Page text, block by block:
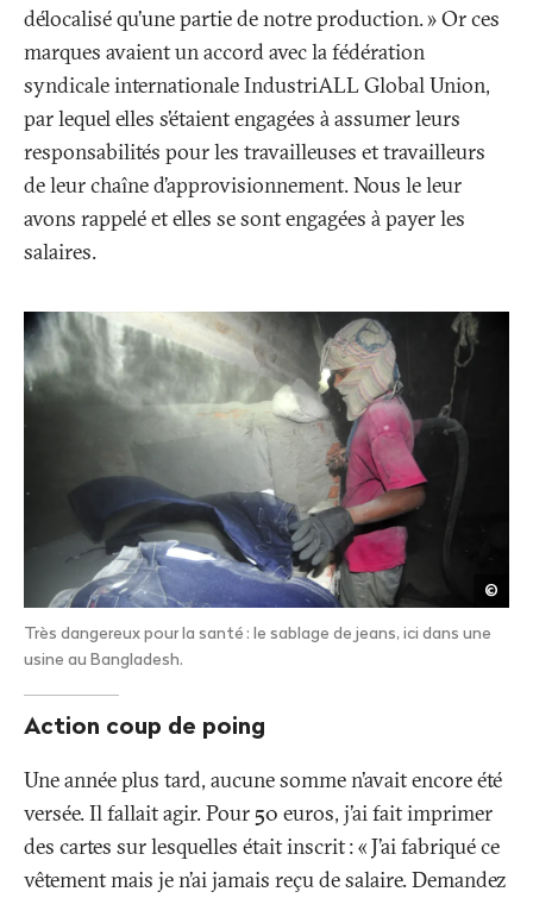
délocalisé qu’une partie de notre production.» Or ces
marques avaient un accord avec la fédération
syndicale internationale IndustriALL Global Union,
par lequel elles s’étaient engagées à assumer leurs
responsabilités pour les travailleuses et travailleurs
de leur chaîne d’approvisionnement. Nous le leur
avons rappelé et elles se sont engagées à payer les
salaires.
©
Très dangereux pour la santé : le sablage de jeans, ici dans une
usine au Bangladesh.
Action coup de poing
Une année plus tard, aucune somme n’avait encore été
versée. Il fallait agir. Pour 50 euros, j’ai fait imprimer
des cartes sur lesquelles était inscrit: «J’ai fabriqué ce
vêtement mais je n’ai jamais reçu de salaire. Demandez